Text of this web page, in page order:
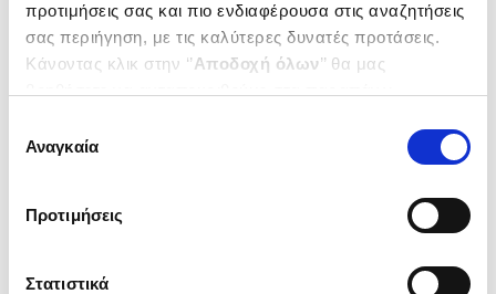
προτιμήσεις σας και πιο ενδιαφέρουσα στις αναζητήσεις
σας περιήγηση, με τις καλύτερες δυνατές προτάσεις.
Κάνοντας κλικ στην ‘’Αποδοχή όλων’’ θα μας
ενδιαφέρουν και να επιλέξετε από τα παρακάτω με την
΄΄και να ενημερωθείτε σχετικά με
συγκατάθεσης
Αναγκαία
Προτιμήσεις
Στατιστικά